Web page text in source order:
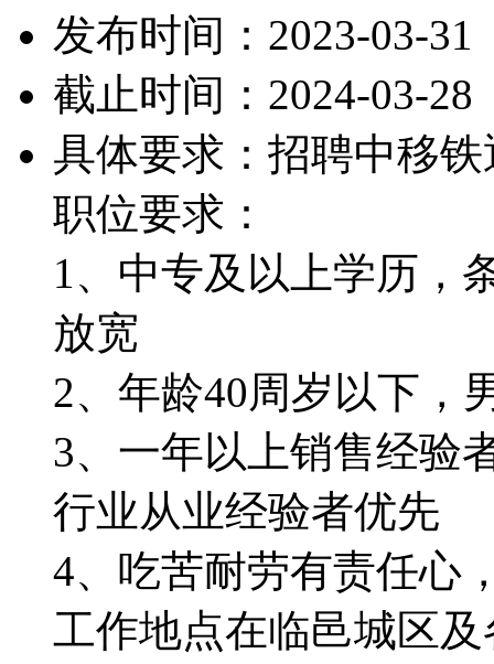
发布时间：2023-03-31
截止时间：2024-03-28
具体要求：招聘中移
职位要求：
1、中专及以上学历，
放宽
2、年龄40周岁以下，
3、一年以上销售经验
行业从业经验者优先
4、吃苦耐劳有责任心
工作地点在临邑城区